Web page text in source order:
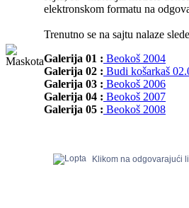
elektronskom formatu na
Trenutno se na sajtu nalaze
Galerija 01 : Beokoš 2004
Galerija 02 : Budi košarkaš
Galerija 03 : Beokoš 2006
Galerija 04 : Beokoš 2007
Galerija 05 : Beokoš 2008
Klikom na odgovarajući